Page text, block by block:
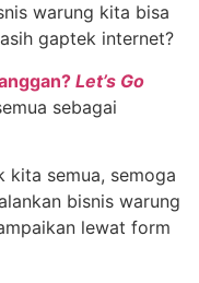
warung kita bisa
gaptek internet?
Let’s Go
sebagai
kita semua, semoga
bisnis warung
lewat form